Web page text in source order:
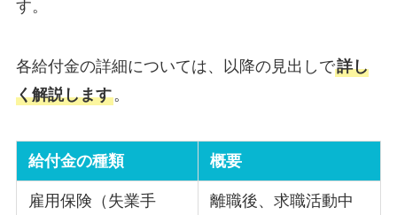
す。
各給付金の詳細については、以降の見出しで詳し
く解説します。
給付金の種類 概要
雇用保険（失業手
離職後、求職活動中